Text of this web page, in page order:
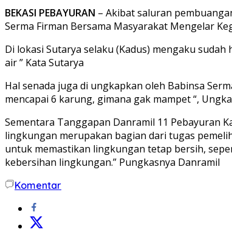
BEKASI PEBAYURAN – Akibat saluran
Serma Firman Bersama Masyarakat Mengelar
Di lokasi Sutarya selaku (Kadus) mengaku
air ” Kata Sutarya
Hal senada juga di ungkapkan oleh Babinsa
mencapai 6 karung, gimana gak mampet “,
Sementara Tanggapan Danramil 11 Pebayuran
lingkungan merupakan bagian dari tugas
untuk memastikan lingkungan tetap bersih,
kebersihan lingkungan.” Pungkasnya Danramil
Komentar